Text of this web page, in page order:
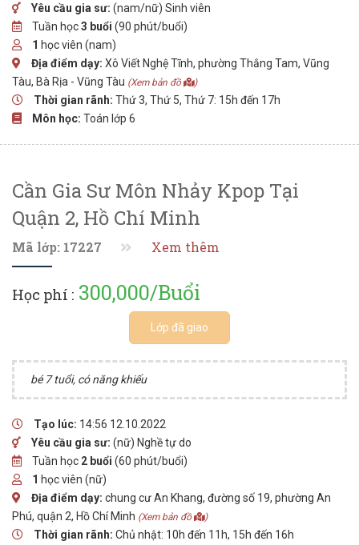
Yêu cầu gia sư: (nam/nữ) Sinh viên
Tuần học3 buổi (90 phút/buổi)
1 học viên (nam)
Địa điểm dạy: Xô Viết Nghệ Tĩnh, phường Thắng Tam, Vũng
Tàu, Bà Rịa - Vũng Tàu (Xem bản đồ )
Thời gian rãnh: Thứ 3, Thứ 5, Thứ 7: 15h đến 17h
Môn học: Toán lớp 6
Cần Gia Sư Môn Nhảy Kpop Tại
Quận 2, Hồ Chí Minh
Mã lớp: 17227 Xem thêm
Học phí : 300,000/Buổi
Lớp đã giao
bé 7 tuổi, có năng khiếu
Tạo lúc: 14:56 12.10.2022
Yêu cầu gia sư: (nữ) Nghề tự do
Tuần học 2 buổi (60 phút/buổi)
1 học viên (nữ)
Địa điểm dạy: chung cư An Khang, đường số 19, phường An
Phú, quận 2, Hồ Chí Minh (Xem bản đồ )
Thời gian rãnh: Chủ nhật: 10h đến 11h, 15h đến 16h